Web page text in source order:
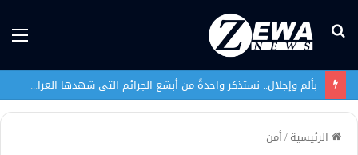
بحث
الخطر الذي يهدد وجود الشعب الإيزيدي لم ينتهِ بعد
الرئيسية/أمن